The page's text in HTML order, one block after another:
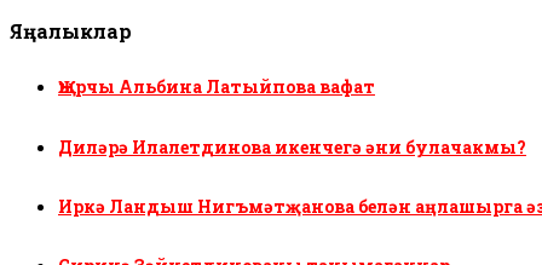
Яңалыклар
Җырчы Альбина Латыйпова вафат
Диләрә Илалетдинова икенчегә әни булачакмы?
Иркә Ландыш Нигъмәтҗанова белән аңлашырга